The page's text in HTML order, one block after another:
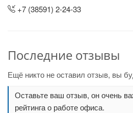
+7 (38591) 2-24-33
Последние отзывы
Ещё никто не оставил отзыв, вы
Оставьте ваш отзыв, он очень
рейтинга о работе офиса.